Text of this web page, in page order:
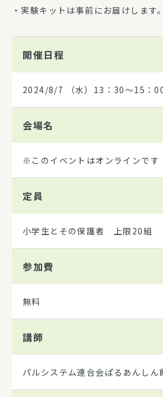
・実験キットは事前にお届けします。
開催日程
2024/8/7 （水）13：30～15：
会場名
※このイベントはオンラインです
定員
小学生とその保護者 上限20組
参加費
無料
講師
パルシステム連合会ぱるあんしん